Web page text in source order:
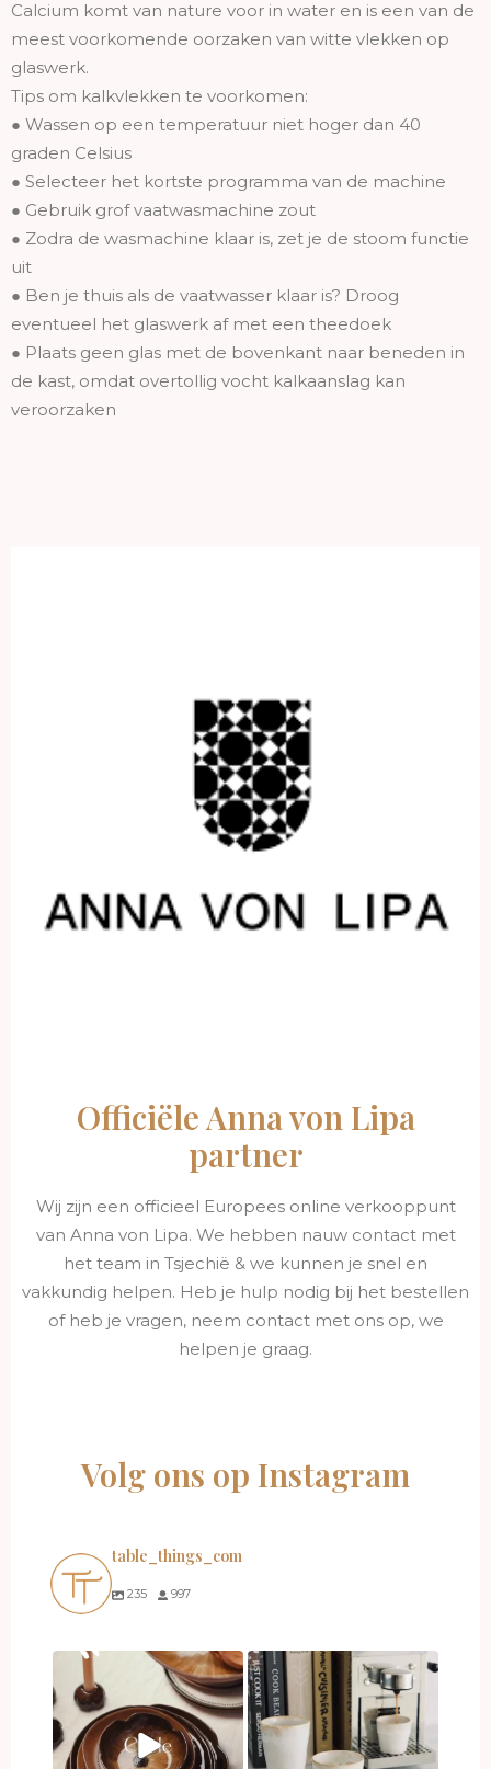
Calcium komt van nature voor in water en is een van de
meest voorkomende oorzaken van witte vlekken op
glaswerk.
Tips om kalkvlekken te voorkomen:
● Wassen op een temperatuur niet hoger dan 40
graden Celsius
● Selecteer het kortste programma van de machine
● Gebruik grof vaatwasmachine zout
● Zodra de wasmachine klaar is, zet je de stoom functie
uit
● Ben je thuis als de vaatwasser klaar is? Droog
eventueel het glaswerk af met een theedoek
● Plaats geen glas met de bovenkant naar beneden in
de kast, omdat overtollig vocht kalkaanslag kan
veroorzaken
Officiële Anna von Lipa
partner
Wij zijn een officieel Europees online verkooppunt
van Anna von Lipa. We hebben nauw contact met
het team in Tsjechië & we kunnen je snel en
vakkundig helpen. Heb je hulp nodig bij het bestellen
of heb je vragen, neem contact met ons op, we
helpen je graag.
Volg ons op Instagram
table_things_com
235 997